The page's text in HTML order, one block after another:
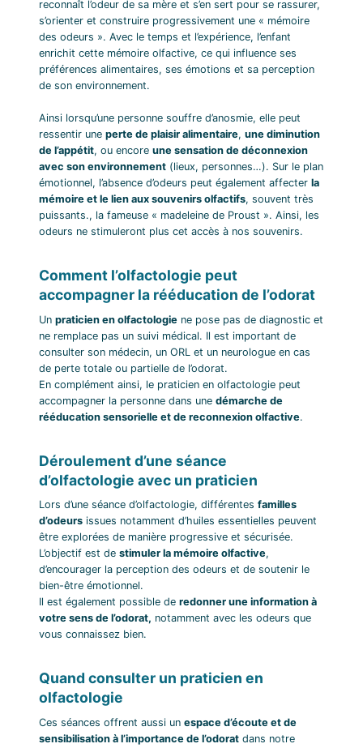
reconnaît l’odeur de sa mère et s’en sert pour se rassurer,
s’orienter et construire progressivement une « mémoire
des odeurs ». Avec le temps et l’expérience, l’enfant
enrichit cette mémoire olfactive, ce qui influence ses
préférences alimentaires, ses émotions et sa perception
de son environnement.
Ainsi lorsqu’une personne souffre d’anosmie, elle peut
ressentir une perte de plaisir alimentaire, une diminution
de l’appétit, ou encore une sensation de déconnexion
avec son environnement (lieux, personnes…). Sur le plan
émotionnel, l’absence d’odeurs peut également affecter la
mémoire et le lien aux souvenirs olfactifs, souvent très
puissants., la fameuse « madeleine de Proust ». Ainsi, les
odeurs ne stimuleront plus cet accès à nos souvenirs.
Comment l’olfactologie peut
accompagner la rééducation de l’odorat
Un praticien en olfactologie ne pose pas de diagnostic et
ne remplace pas un suivi médical. Il est important de
consulter son médecin, un ORL et un neurologue en cas
de perte totale ou partielle de l’odorat.
En complément ainsi, le praticien en olfactologie peut
accompagner la personne dans une démarche de
rééducation sensorielle et de reconnexion olfactive.
Déroulement d’une séance
d’olfactologie avec un praticien
Lors d’une séance d’olfactologie, différentes familles
d’odeurs issues notamment d’huiles essentielles peuvent
être explorées de manière progressive et sécurisée.
L’objectif est de stimuler la mémoire olfactive,
d’encourager la perception des odeurs et de soutenir le
bien-être émotionnel.
Il est également possible de redonner une information à
votre sens de l’odorat, notamment avec les odeurs que
vous connaissez bien.
Quand consulter un praticien en
olfactologie
Ces séances offrent aussi un espace d’écoute et de
sensibilisation à l’importance de l’odorat dans notre